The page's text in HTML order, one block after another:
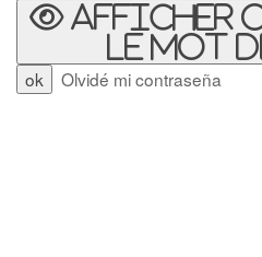
Afficher
le mot
Olvidé mi contraseña